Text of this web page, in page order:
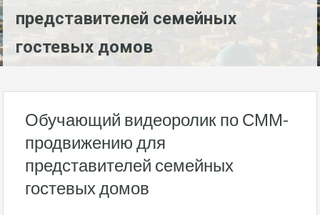
представителей семейных
гостевых домов
Обучающий видеоролик по СММ-
продвижению для
представителей семейных
гостевых домов